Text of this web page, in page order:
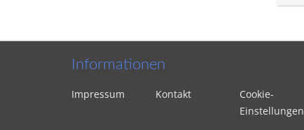
Informationen
Impressum Kontakt
Cookie-
Einstellungen